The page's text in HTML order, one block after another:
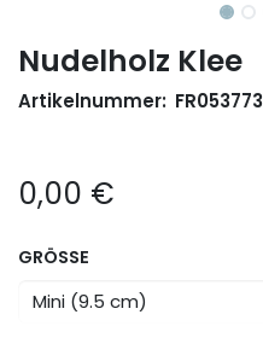
Nudelholz Klee
Artikelnummer: FR053773
0,00 €
GRÖSSE